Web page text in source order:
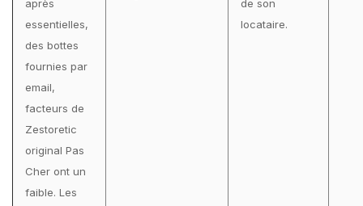
après
essentielles,
des bottes
fournies par
email,
facteurs de
Zestoretic
original Pas
Cher ont un
faible. Les
de son
locataire.